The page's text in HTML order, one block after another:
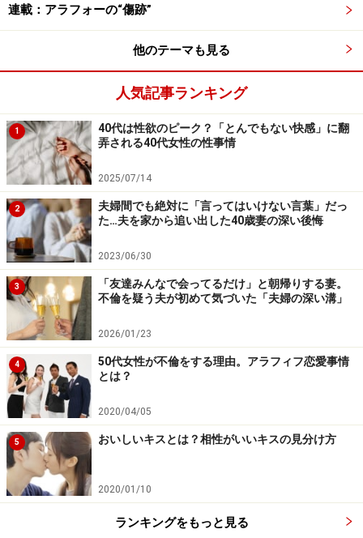
込んでいる節があるかららしい。悪意がないからこそ、
他人を傷つける可能性があることをわかってほしいとナ
ナさんは言った。
悪意はないけど「場」を読まない
普段はいい人なのに、いざというとき場を読まずに踏み
込んでしまう人もいる。
「大学時代からの友だちユキノはそういうタイプ。何か
あるとすぐにテキパキ動いてくれるし、本当にいい人な
んだけど……」
というのはヨウコさん（34歳）だ。友だち思いのユキノ
さんだが、先日、共通の友人と3人で久しぶりに会って
ランチをしたときのことだった。
「友人は既婚なんですが、数日前に義母が倒れて病院に
運ばれ、大変だったのよという話をしたんです。すると
ユキノ、前のめりになって『なんかあったら言って。
私、葬儀屋さんに知り合いがいる。見積もりもすぐ出せ
連載：アラフォーの“傷跡”
他のテーマも見る
人気記事ランキング
1
40代は性欲のピーク？「とんでもない快感」に翻
弄される40代女性の性事情
2025/07/14
2
夫婦間でも絶対に「言ってはいけない言葉」だっ
た…夫を家から追い出した40歳妻の深い後悔
2023/06/30
3
「友達みんなで会ってるだけ」と朝帰りする妻。
不倫を疑う夫が初めて気づいた「夫婦の深い溝」
2026/01/23
4
50代女性が不倫をする理由。アラフィフ恋愛事情
とは？
2020/04/05
5 おいしいキスとは？相性がいいキスの見分け方
2020/01/10
ランキングをもっと見る